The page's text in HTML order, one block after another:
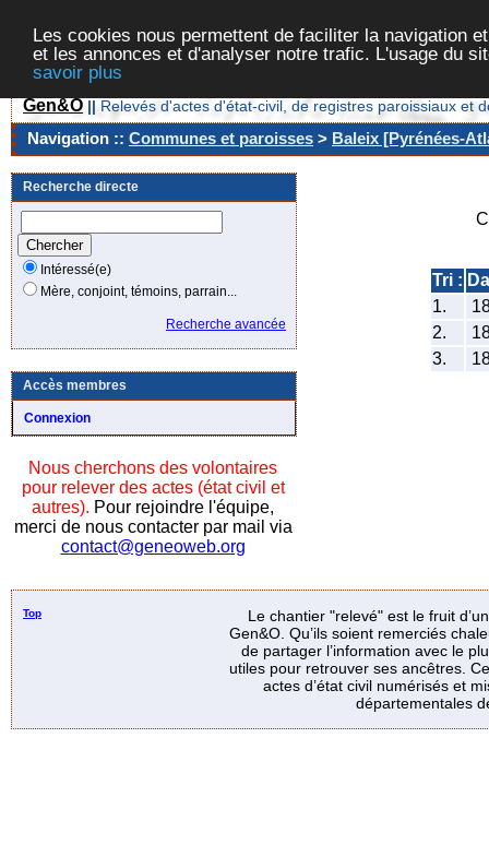
Les cookies nous permettent de faciliter la navigation
et les annonces et d'analyser notre trafic. L'usage du
savoir plus
Gen&O || Relevés d'actes d'état-civil, de registres paroissiaux et
Navigation :: Communes et paroisses > Baleix [Pyrénées-
Recherche directe
Intéressé(e)
Mère, conjoint, témoins, parrain...
Recherche avancée
Accès membres
Connexion
Nous cherchons des volontaires
pour relever des actes (état civil et
autres). Pour rejoindre l'équipe,
merci de nous contacter par mail via
contact@geneoweb.org
Tri :
1.
2.
3.
Top
Le chantier "relevé" est le fruit
Gen&O. Qu’ils soient remerciés
de partager l’information avec le
utiles pour retrouver ses ancêtres.
actes d’état civil numérisés et
départementales